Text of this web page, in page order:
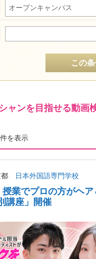
オープンキャンパス
この
ャンを目指せる動画
を表示
日本外国語専門学校
授業でプロの方がヘア
講座」開催